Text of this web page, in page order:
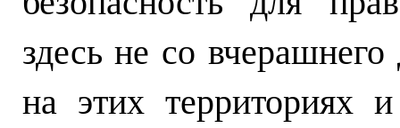
здесь не со
на этих территориях